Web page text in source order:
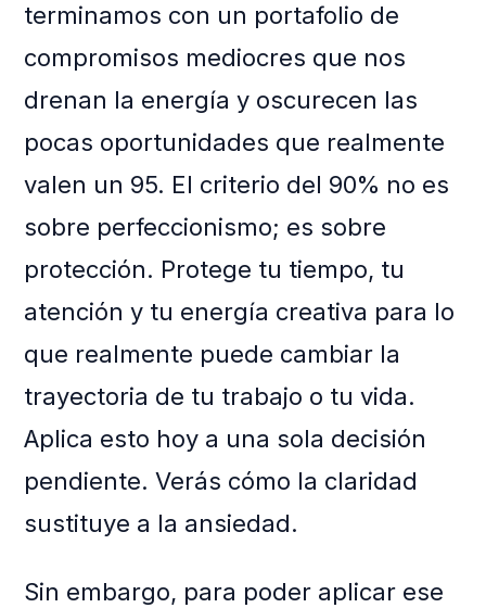
terminamos con un portafolio de
compromisos mediocres que nos
drenan la energía y oscurecen las
pocas oportunidades que realmente
valen un 95. El criterio del 90% no es
sobre perfeccionismo; es sobre
protección. Protege tu tiempo, tu
atención y tu energía creativa para lo
que realmente puede cambiar la
trayectoria de tu trabajo o tu vida.
Aplica esto hoy a una sola decisión
pendiente. Verás cómo la claridad
sustituye a la ansiedad.
Sin embargo, para poder aplicar ese